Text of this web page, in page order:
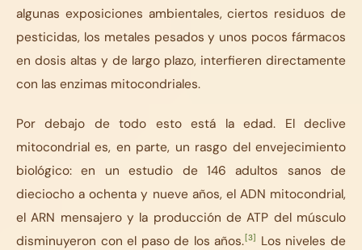
algunas exposiciones ambientales, ciertos residuos de
pesticidas, los metales pesados y unos pocos fármacos
en dosis altas y de largo plazo, interfieren directamente
con las enzimas mitocondriales.
Por debajo de todo esto está la edad. El declive
mitocondrial es, en parte, un rasgo del envejecimiento
biológico: en un estudio de 146 adultos sanos de
dieciocho a ochenta y nueve años, el ADN mitocondrial,
el ARN mensajero y la producción de ATP del músculo
disminuyeron con el paso de los años.[3]
Los niveles de